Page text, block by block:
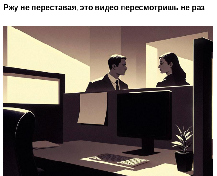
Ржу не переставая, это видео пересмотришь не раз